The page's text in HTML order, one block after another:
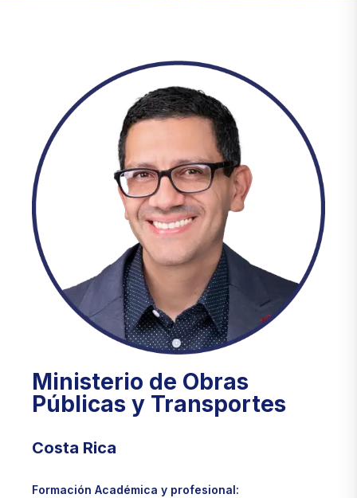
Ministerio de Obras
Públicas y Transportes
Costa Rica
Formación Académica y profesional: